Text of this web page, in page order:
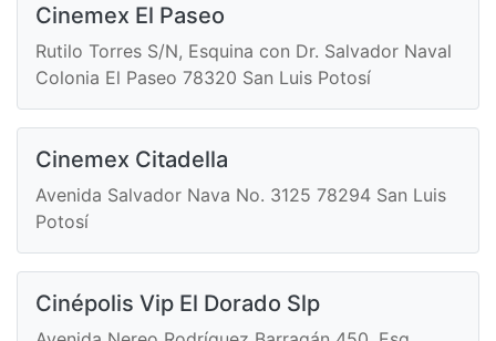
Cinemex El Paseo
Rutilo Torres S/N, Esquina con Dr. Salvador Naval
Colonia El Paseo 78320 San Luis Potosí
Cinemex Citadella
Avenida Salvador Nava No. 3125 78294 San Luis
Potosí
Cinépolis Vip El Dorado Slp